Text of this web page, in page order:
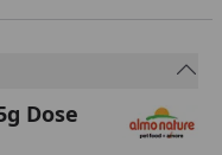
Dose